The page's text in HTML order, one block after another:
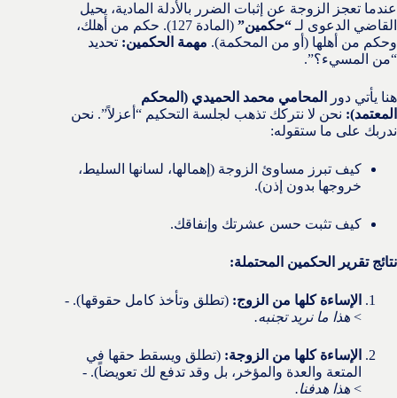
عندما تعجز الزوجة عن إثبات الضرر بالأدلة المادية، يحيل
القاضي الدعوى لـ “حكمين”
(المادة 127). حكم من أهلك،
وحكم من أهلها (أو من المحكمة). مهمة الحكمين: تحديد
“من المسيء؟”.
هنا يأتي دور
المحامي محمد الحميدي (المحكم
المعتمد): نحن لا نتركك تذهب لجلسة التحكيم “أعزلاً”. نحن
ندربك على ما ستقوله:
كيف تبرز مساوئ الزوجة (إهمالها، لسانها السليط،
خروجها بدون إذن).
كيف تثبت حسن عشرتك وإنفاقك.
نتائج تقرير الحكمين المحتملة:
الإساءة كلها من الزوج: (تطلق وتأخذ كامل حقوقها). -
> هذا ما نريد تجنبه.
الإساءة كلها من الزوجة: (تطلق ويسقط حقها في
المتعة والعدة والمؤخر، بل وقد تدفع لك تعويضاً). -
> هذا هدفنا.